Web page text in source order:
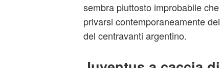
sembra piuttosto improbabile
privarsi contemporaneamente
del centravanti argentino.